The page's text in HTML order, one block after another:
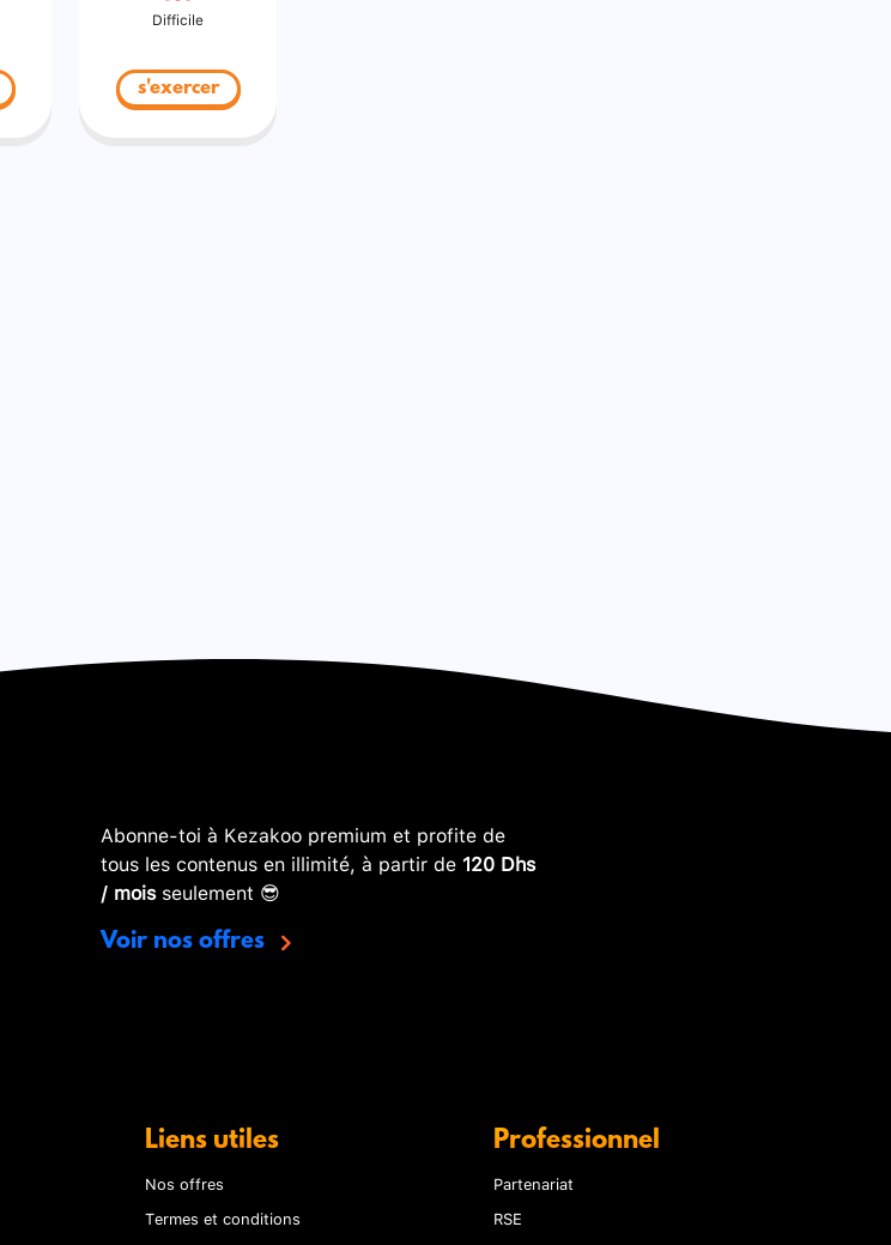
Difficile
s'exercer
Abonne-toi à Kezakoo premium et profite de
tous les contenus en illimité, à partir de 120 Dhs
/ moisseulement 😎
Voir nos offres
Liens utiles
Nos offres
Termes et conditions
Professionnel
Partenariat
RSE